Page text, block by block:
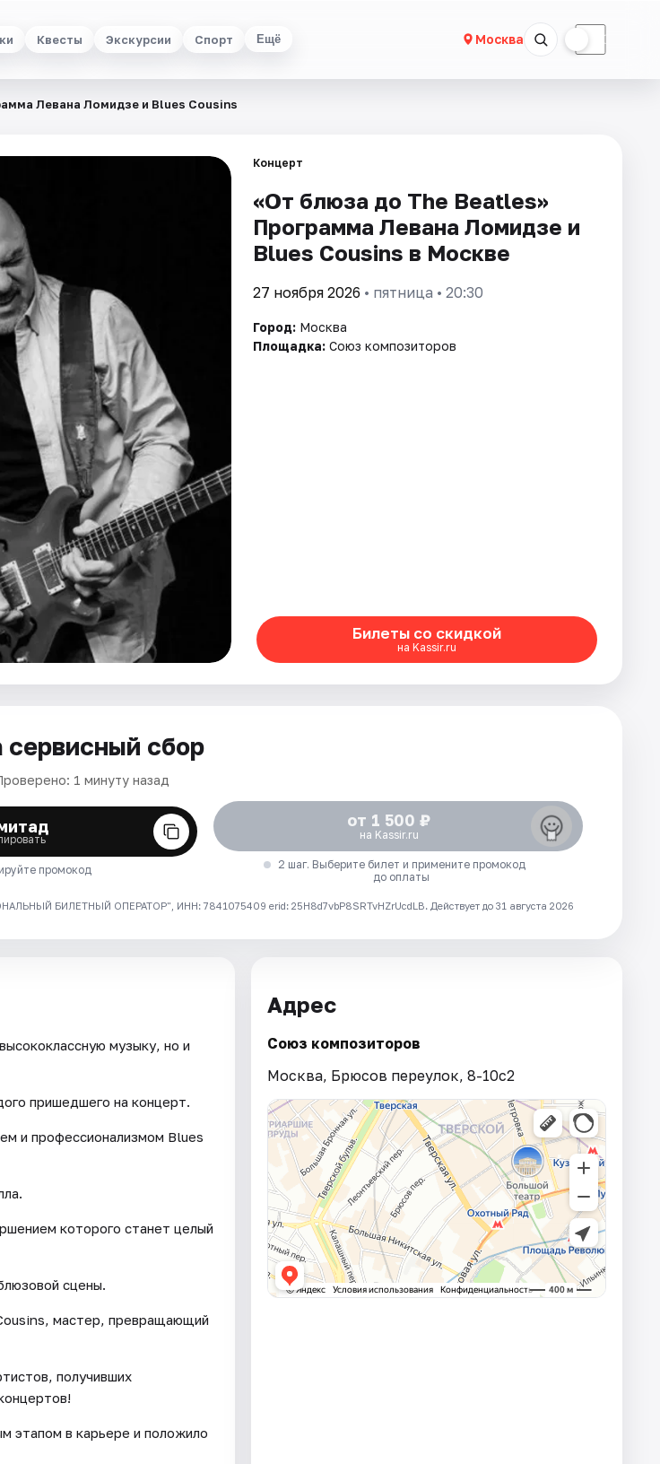
Квесты Экскурсии Спорт Ещё Москва ☾
Левана Ломидзе и Blues Cousins
Концерт
«От блюза до The Beatles»
Программа Левана Ломидзе и
Blues Cousins в Москве
27 ноября 2026 • пятница • 20:30
Город: Москва
Площадка: Союз композиторов
Билеты со скидкой
на Kassir.ru
сервисный сбор
1 минуту назад
промокод
от 1 500 ₽
на Kassir.ru
2 шаг. Выберите билет и примените промокод
до оплаты
БИЛЕТНЫЙ ОПЕРАТОР", ИНН: 7841075409 erid: 25H8d7vbP8SRTvHZrUcdLB. Действует до 31 августа 2026
музыку, но и
пришедшего на концерт.
и профессионализмом Blues
которого станет целый
сцены.
мастер, превращающий
получивших
этапом в карьере и положило
Адрес
Союз композиторов
Москва, Брюсов переулок, 8-10с2